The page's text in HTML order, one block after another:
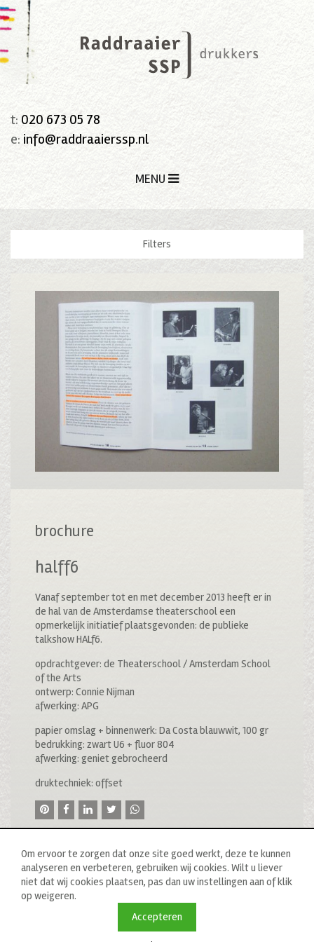
t: 020 673 05 78
e: info@raddraaierssp.nl
MENU
Filters
brochure
halff6
Vanaf september tot en met december 2013 heeft er in
de hal van de Amsterdamse theaterschool een
opmerkelijk initiatief plaatsgevonden: de publieke
talkshow HALf6.
opdrachtgever: de Theaterschool / Amsterdam School
of the Arts
ontwerp: Connie Nijman
afwerking: APG
papier omslag + binnenwerk: Da Costa blauwwit, 100 gr
bedrukking: zwart U6 + fluor 804
afwerking: geniet gebrocheerd
druktechniek: offset
© 2020 drukkerij raddraaier b.v., van ostadestraat 233b, 1073
tn amsterdam, t: 020 673 05 78, f: 020 676 71 00,
info@raddraaierssp.nl
Om ervoor te zorgen dat onze site goed werkt, deze te kunnen
analyseren en verbeteren, gebruiken wij cookies. Wilt u liever
niet dat wij cookies plaatsen, pas dan uw instellingen aan of klik
op weigeren.
Accepteren